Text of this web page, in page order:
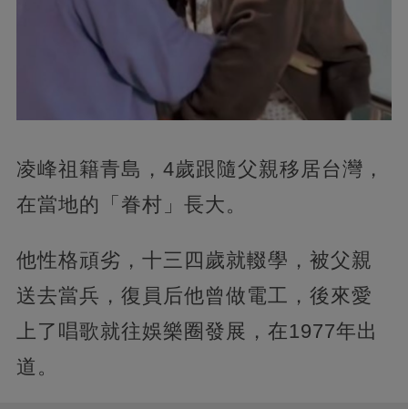
凌峰祖籍青島，4歲跟隨父親移居台灣，
在當地的「眷村」長大。
他性格頑劣，十三四歲就輟學，被父親
送去當兵，復員后他曾做電工，後來愛
上了唱歌就往娛樂圈發展，在1977年出
道。